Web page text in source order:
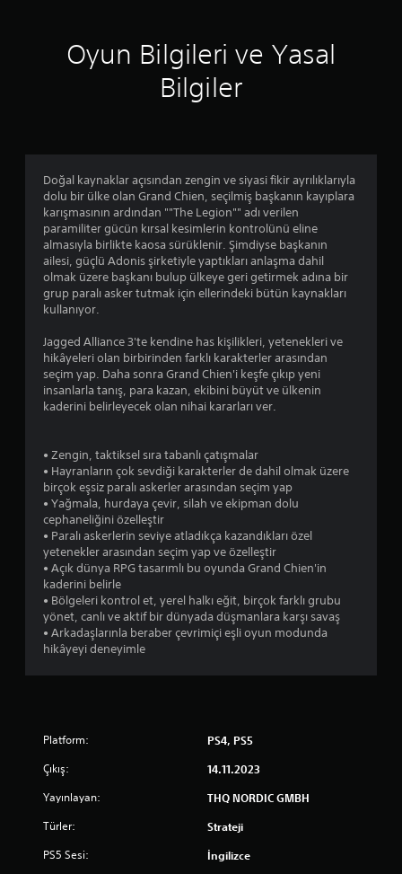
d
4
.
y
ı
l
z
Oyun Bilgileri ve Yasal
Bilgiler
Doğal kaynaklar açısından zengin ve siyasi fikir ayrılıklarıyla
dolu bir ülke olan Grand Chien, seçilmiş başkanın kayıplara
karışmasının ardından ""The Legion"" adı verilen
paramiliter gücün kırsal kesimlerin kontrolünü eline
almasıyla birlikte kaosa sürüklenir. Şimdiyse başkanın
ailesi, güçlü Adonis şirketiyle yaptıkları anlaşma dahil
olmak üzere başkanı bulup ülkeye geri getirmek adına bir
grup paralı asker tutmak için ellerindeki bütün kaynakları
kullanıyor.
Jagged Alliance 3'te kendine has kişilikleri, yetenekleri ve
hikâyeleri olan birbirinden farklı karakterler arasından
seçim yap. Daha sonra Grand Chien'i keşfe çıkıp yeni
insanlarla tanış, para kazan, ekibini büyüt ve ülkenin
kaderini belirleyecek olan nihai kararları ver.
• Zengin, taktiksel sıra tabanlı çatışmalar
• Hayranların çok sevdiği karakterler de dahil olmak üzere
birçok eşsiz paralı askerler arasından seçim yap
• Yağmala, hurdaya çevir, silah ve ekipman dolu
cephaneliğini özelleştir
• Paralı askerlerin seviye atladıkça kazandıkları özel
yetenekler arasından seçim yap ve özelleştir
• Açık dünya RPG tasarımlı bu oyunda Grand Chien'in
kaderini belirle
• Bölgeleri kontrol et, yerel halkı eğit, birçok farklı grubu
yönet, canlı ve aktif bir dünyada düşmanlara karşı savaş
• Arkadaşlarınla beraber çevrimiçi eşli oyun modunda
hikâyeyi deneyimle
Platform: PS4, PS5
Çıkış: 14.11.2023
Yayınlayan: THQ NORDIC GMBH
Türler: Strateji
PS5 Sesi: İngilizce